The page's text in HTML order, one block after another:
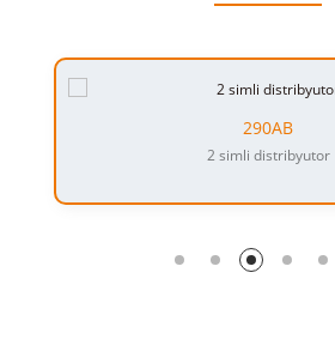
290AB
2 simli distribyutor